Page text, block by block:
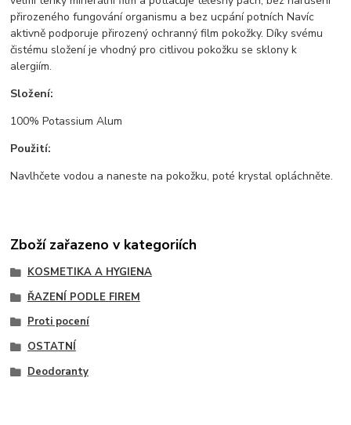
přirozeného fungování organismu a bez ucpání potních Navíc
aktivně podporuje přirozený ochranný film pokožky. Díky svému
čistému složení je vhodný pro citlivou pokožku se sklony k
alergiím.
Složení:
100% Potassium Alum
Použití:
Navlhčete vodou a naneste na pokožku, poté krystal opláchněte.
Zboží zařazeno v kategoriích
KOSMETIKA A HYGIENA
ŘAZENÍ PODLE FIREM
Proti pocení
OSTATNÍ
Deodoranty